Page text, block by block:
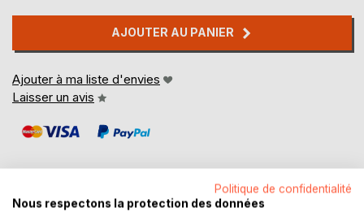
AJOUTER AU PANIER
Ajouter à ma liste d'envies
Laisser un avis
Politique de confidentialité
Nous respectons la protection des données